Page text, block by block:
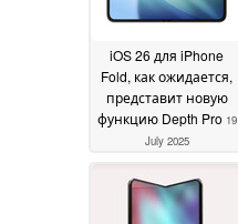
iOS 26 для iPhone
Fold, как ожидается,
представит новую
функцию Depth Pro 19
July 2025